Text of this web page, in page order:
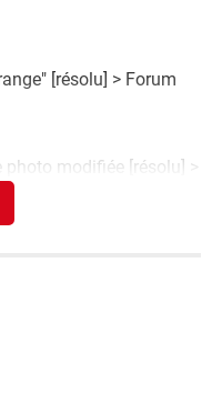
[résolu] > Forum
photo modifiée [résolu] >